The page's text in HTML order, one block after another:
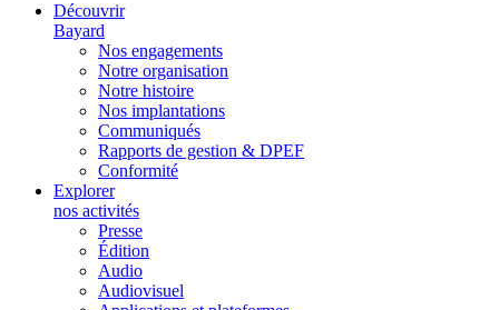
Découvrir
Bayard
Nos engagements
Notre organisation
Notre histoire
Nos implantations
Communiqués
Rapports de gestion & DPEF
Conformité
Explorer
nos activités
Presse
Édition
Audio
Audiovisuel